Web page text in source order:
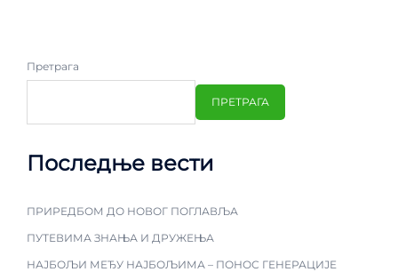
Претрага
ПРЕТРАГА
Последње вести
ПРИРЕДБОМ ДО НОВОГ ПОГЛАВЉА
ПУТЕВИМА ЗНАЊА И ДРУЖЕЊА
НАЈБОЉИ МЕЂУ НАЈБОЉИМА – ПОНОС ГЕНЕРАЦИЈЕ